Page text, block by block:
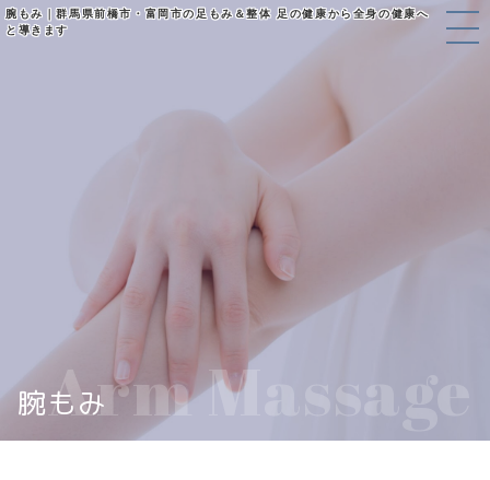
腕もみ｜群馬県前橋市・富岡市の足もみ＆整体 足の健康から全身の健康へ
と導きます
腕もみ
Arm Massage